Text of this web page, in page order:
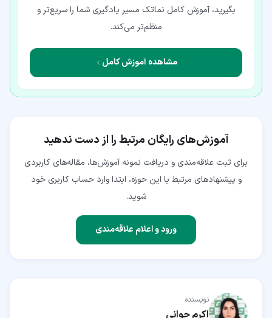
بگیرید، آموزش کامل نماتک مسیر یادگیری شما را سریع‌تر و
منظم‌تر می‌کند.
مشاهده آموزش کامل
آموزش‌های رایگان مرتبط را از دست ندهید
برای ثبت علاقه‌مندی و دریافت نمونه آموزش‌ها، مقاله‌های کاربردی
و پیشنهادهای مرتبط با این حوزه، ابتدا وارد حساب کاربری خود
شوید.
ورود و اعلام علاقه‌مندی
نویسنده
اکرم جوانی